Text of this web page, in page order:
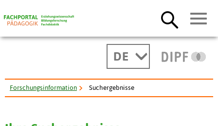
DE
Forschungsinformation Suchergebnisse